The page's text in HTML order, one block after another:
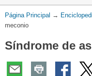
Usted
está
Página Principal →
meconio
Síndrome de